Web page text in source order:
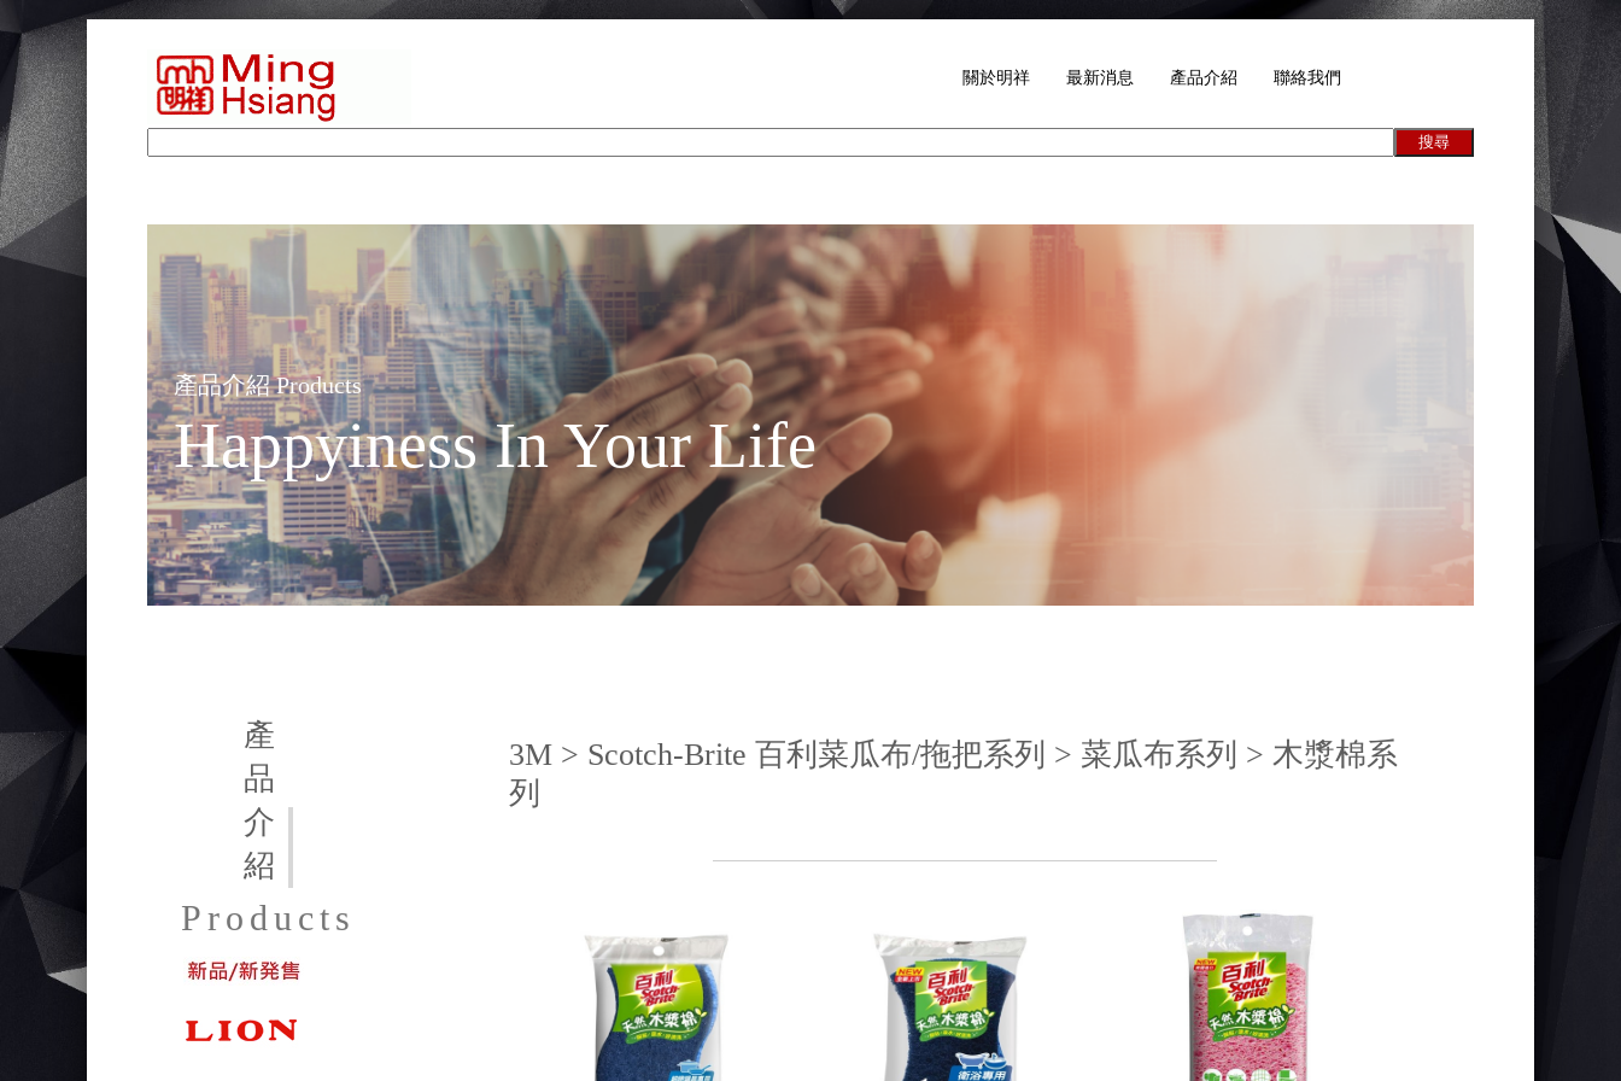
關於明祥 最新消息 產品介紹 聯絡我們
產品介紹 Products
Happyiness In Your Life
產
品
介
紹
Products
3M > Scotch-Brite 百利菜瓜布/拖把系列 > 菜瓜布系列 > 木漿棉系
列
搜尋